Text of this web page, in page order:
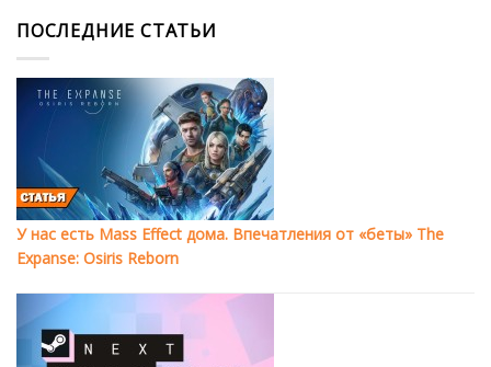
ПОСЛЕДНИЕ СТАТЬИ
У нас есть Mass Effect дома. Впечатления от «беты» The
Expanse: Osiris Reborn